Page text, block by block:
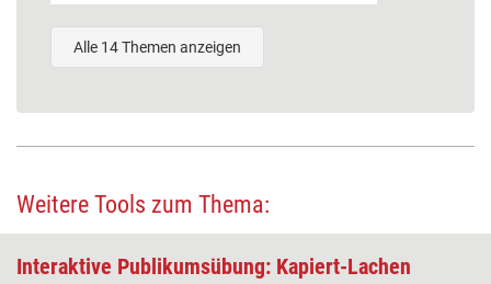
Alle 14 Themen anzeigen
Weitere Tools zum Thema:
Interaktive Publikumsübung: Kapiert-Lachen